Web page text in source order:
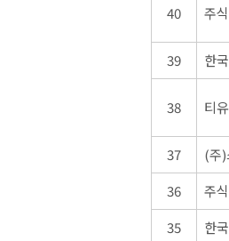
40 주
39 한
38 티
37
(주
36
주
35
한